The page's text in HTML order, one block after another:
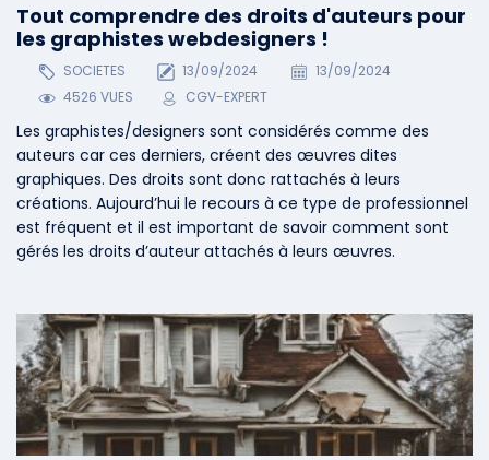
Tout comprendre des droits d'auteurs pour
les graphistes webdesigners !
SOCIETES 13/09/2024
13/09/2024
4526 VUES
CGV-EXPERT
Les graphistes/designers sont considérés comme des
auteurs car ces derniers, créent des œuvres dites
graphiques. Des droits sont donc rattachés à leurs
créations. Aujourd’hui le recours à ce type de professionnel
est fréquent et il est important de savoir comment sont
gérés les droits d’auteur attachés à leurs œuvres.